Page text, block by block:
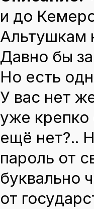
и до
Альтушкам
Давно бы
Но есть
У вас нет
уже крепко
ещё нет?..
пароль от
буквально
от